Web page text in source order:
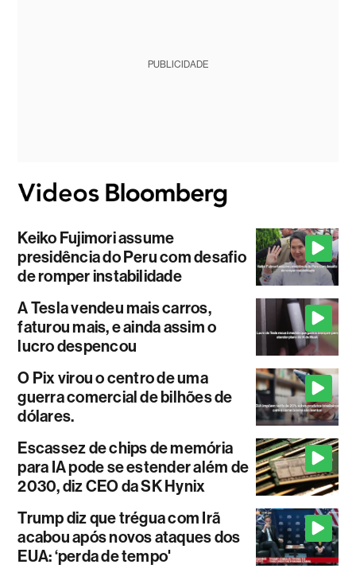
PUBLICIDADE
Keiko Fujimori assume
presidência do Peru com desafio
de romper instabilidade
A Tesla vendeu mais carros,
faturou mais, e ainda assim o
lucro despencou
O Pix virou o centro de uma
guerra comercial de bilhões de
dólares.
Escassez de chips de memória
para IA pode se estender além de
2030, diz CEO da SK Hynix
Trump diz que trégua com Irã
acabou após novos ataques dos
EUA: ‘perda de tempo'